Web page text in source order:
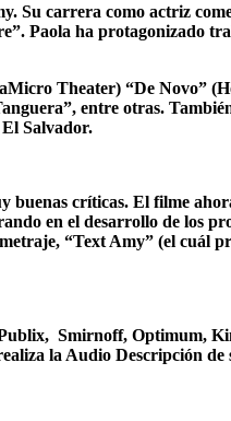
Su carrera como actriz
Paola ha protagonizado
Theater) “De Novo”
entre otras.
Salvador.
buenas críticas. El filme
en el desarrollo de los
“Text Amy” (el cuál
Smirnoff, Optimum,
la Audio Descripción de